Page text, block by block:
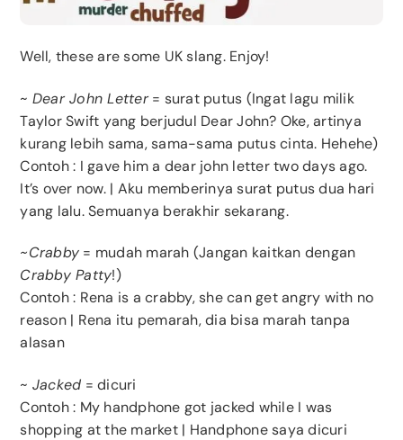
Well, these are some UK slang. Enjoy!
~ Dear John Letter= surat putus (Ingat lagu milik
Taylor Swift yang berjudul Dear John? Oke, artinya
kurang lebih sama, sama-sama putus cinta. Hehehe)
Contoh : I gave him a dear john letter two days ago.
It’s over now. | Aku memberinya surat putus dua hari
yang lalu. Semuanya berakhir sekarang.
~Crabby = mudah marah (Jangan kaitkan dengan
Crabby Patty!)
Contoh : Rena is a crabby, she can get angry with no
reason | Rena itu pemarah, dia bisa marah tanpa
alasan
~ Jacked = dicuri
Contoh : My handphone got jacked while I was
shopping at the market | Handphone saya dicuri